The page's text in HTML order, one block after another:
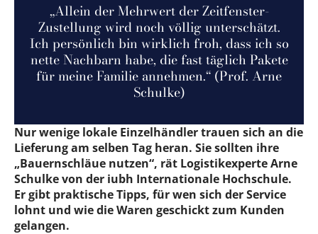
„Allein der Mehrwert der Zeitfenster-
Zustellung wird noch völlig unterschätzt.
Ich persönlich bin wirklich froh, dass ich so
nette Nachbarn habe, die fast täglich Pakete
für meine Familie annehmen.“ (Prof. Arne
Schulke)
Nur wenige lokale Einzelhändler trauen sich an die
Lieferung am selben Tag heran. Sie sollten ihre
„Bauernschläue nutzen“, rät Logistikexperte Arne
Schulke von der iubh Internationale Hochschule.
Er gibt praktische Tipps, für wen sich der Service
lohnt und wie die Waren geschickt zum Kunden
gelangen.